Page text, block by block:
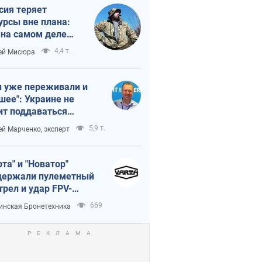
теряет
вне плана:
на самом деле
темп войны
Мисюра 4,4 т.
переживали и
Украине не
поддаваться
из-за
террора
Марченко, эксперт 5,9 т.
и "Новатор"
пулеметный
и удар FPV-
сохранив жизнь
ВСУ
Бронетехника 669